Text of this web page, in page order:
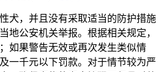
犬，并且没有采取适当的防护措施
地公安机关举报。根据相关规定，
如果警告无效或再次发生类似情
一千元以下罚款。对于情节较为严